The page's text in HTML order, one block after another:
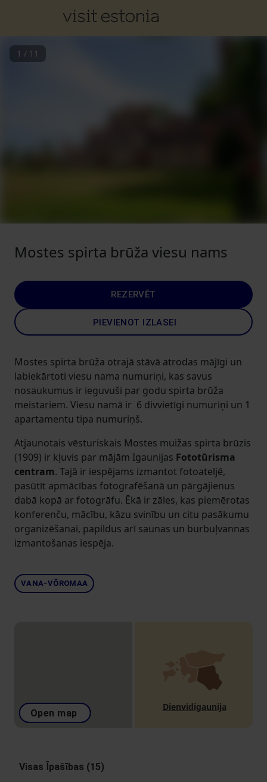
1 / 11
Mostes spirta brūža viesu nams
REZERVĒT
PIEVIENOT IZLASEI
Mostes spirta brūža otrajā stāvā atrodas mājīgi un
labiekārtoti viesu nama numuriņi, kas savus
nosaukumus ir ieguvuši par godu spirta brūža
meistariem. Viesu namā ir 6 divvietīgi numuriņi un 1
apartamentu tipa numuriņš.
Atjaunotais vēsturiskais Mostes muižas spirta brūzis
(1909) ir kļuvis par mājām Igaunijas Fototūrisma
centram. Tajā ir iespējams izmantot fotoateljē,
pasūtīt apmācības fotografēšanā un pārgājienus
dabā kopā ar fotogrāfu. Ēkā ir zāles, kas piemērotas
konferenču, mācību, kāzu svinību un citu pasākumu
organizēšanai, papildus arī saunas un burbuļvannas
izmantošanas iespēja.
VANA-VÕROMAA
Open map
Dienvidigaunija
Visas Īpašības (15)